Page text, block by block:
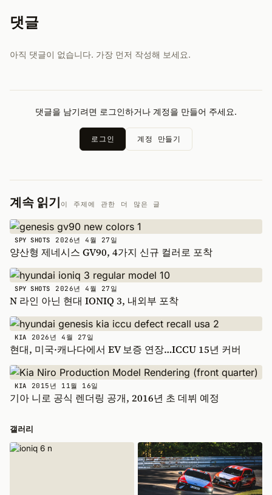
댓글
아직 댓글이 없습니다. 가장 먼저 작성해 보세요.
댓글을 남기려면 로그인하거나 계정을 만들어 주세요.
로그인 계정 만들기
계속 읽기 이 주제에 관한 더 많은 글
SPY SHOTS 2026년 4월 27일
양산형 제네시스 GV90, 4가지 신규 컬러로 포착
SPY SHOTS 2026년 4월 27일
N 라인 아닌 현대 IONIQ 3, 내외부 포착
KIA 2026년 4월 27일
현대, 미국·캐나다에서 EV 보증 연장…ICCU 15년 커버
KIA 2015년 11월 16일
기아 니로 공식 렌더링 공개, 2016년 초 데뷔 예정
갤러리